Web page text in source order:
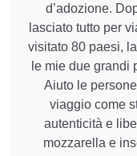
d’adozione.
lasciato tutto per
visitato 80 paesi,
le mie due grandi
Aiuto le
viaggio come
autenticità e
mozzarella e